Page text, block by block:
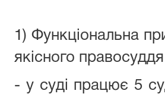
1) Функціональна
якісного
- у суді працює 5